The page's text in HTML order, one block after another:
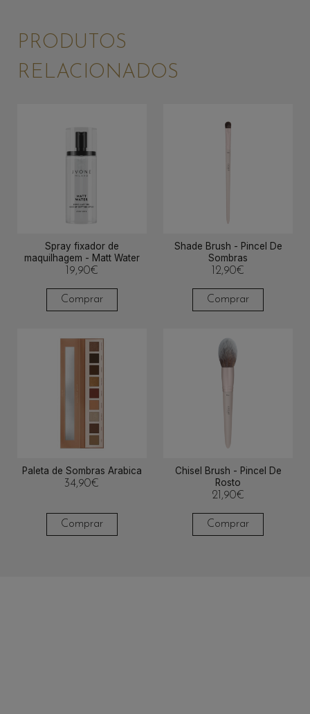
PRODUTOS
RELACIONADOS
Spray fixador de
maquilhagem - Matt Water
19,90€
Comprar
Shade Brush - Pincel De
Sombras
12,90€
Comprar
Paleta de Sombras Arabica
34,90€
Comprar
Chisel Brush - Pincel De
Rosto
21,90€
Comprar